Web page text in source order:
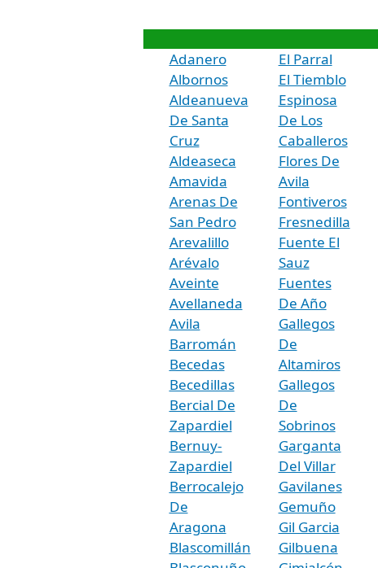
Adanero
Albornos
Aldeanueva
De Santa
Cruz
Aldeaseca
Amavida
Arenas De
San Pedro
Arevalillo
Arévalo
Aveinte
Avellaneda
Avila
Barromán
Becedas
Becedillas
Bercial De
Zapardiel
Bernuy-
Zapardiel
Berrocalejo
De
Aragona
Blascomillán
El Parral
El Tiemblo
Espinosa
De Los
Caballeros
Flores De
Avila
Fontiveros
Fresnedilla
Fuente El
Sauz
Fuentes
De Año
Gallegos
De
Altamiros
Gallegos
De
Sobrinos
Garganta
Del Villar
Gavilanes
Gemuño
Gil Garcia
Gilbuena